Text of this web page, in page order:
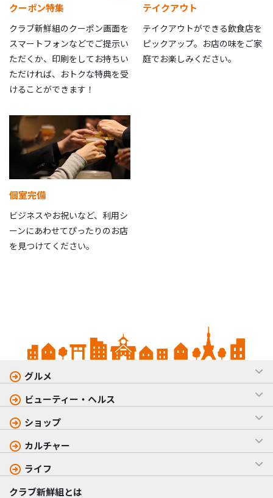
クーポン特集
クラブ新鮮組のクーポン画面を
スマートフォンなどでご提示い
ただくか、印刷をしてお持ちい
ただければ、おトクな特典を受
けることができます！
テイクアウト
テイクアウトができる飲食店を
ピックアップ。お店の味をご家
庭でお楽しみください。
個室完備
ビジネスやお祝いなど、利用シ
ーンにあわせてぴったりのお店
を見つけてください。
グルメ
ビューティー・ヘルス
ショップ
カルチャー
ライフ
クラブ新鮮組とは